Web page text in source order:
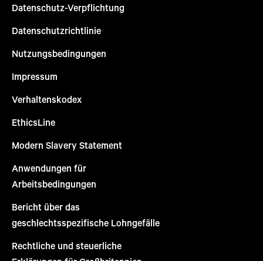
Datenschutz-Verpflichtung
Datenschutzrichtlinie
Nutzungsbedingungen
Impressum
Verhaltenskodex
EthicsLine
Modern Slavery Statement
Anwendungen für
Arbeitsbedingungen
Bericht über das
geschlechtsspezifische Lohngefälle
Rechtliche und steuerliche